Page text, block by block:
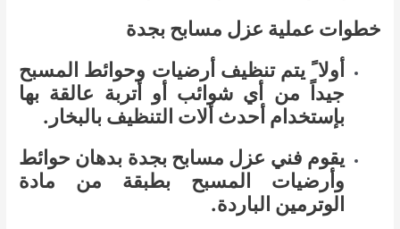
خطوات عملية عزل مسابح بجدة
أولا ً يتم تنظيف أرضيات وحوائط المسبح
جيداً من أي شوائب أو أتربة عالقة بها
بإستخدام أحدث ألات التنظيف بالبخار.
يقوم فني عزل مسابح بجدة بدهان حوائط
وأرضيات المسبح بطبقة من مادة
الوترمين الباردة.